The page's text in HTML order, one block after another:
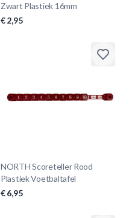
Zwart Plastiek 16mm
€ 2,95
NORTH Scoreteller Rood
Plastiek Voetbaltafel
€ 6,95